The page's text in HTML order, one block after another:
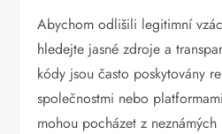
Abychom odlišili legitimní
hledejte jasné zdroje a
kódy jsou často poskytovány
společnostmi nebo
mohou pocházet z